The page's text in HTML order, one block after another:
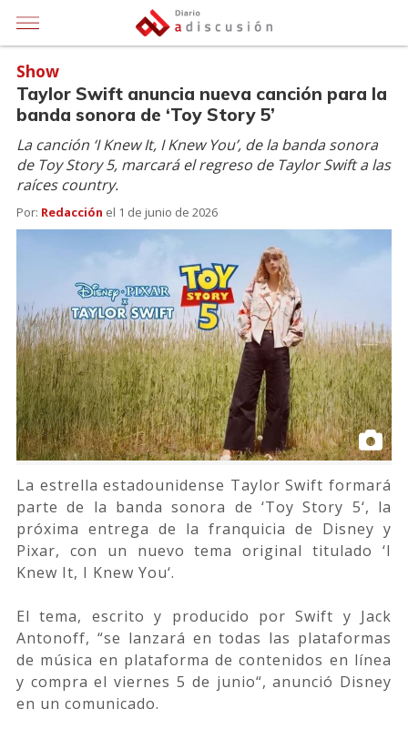
Show
Taylor Swift anuncia nueva canción para la
banda sonora de ‘Toy Story 5’
La canción ‘I Knew It, I Knew You’, de la banda sonora
de Toy Story 5, marcará el regreso de Taylor Swift a las
raíces country.
Por: Redacción el 1 de junio de 2026
La estrella estadounidense Taylor Swift formará
parte de la banda sonora de ‘Toy Story 5‘, la
próxima entrega de la franquicia de Disney y
Pixar, con un nuevo tema original titulado ‘I
Knew It, I Knew You‘.
El tema, escrito y producido por Swift y Jack
Antonoff, “se lanzará en todas las plataformas
de música en plataforma de contenidos en línea
y compra el viernes 5 de junio“, anunció Disney
en un comunicado.